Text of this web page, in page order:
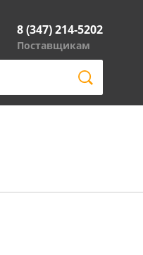
8 (347) 214-5202
Поставщикам